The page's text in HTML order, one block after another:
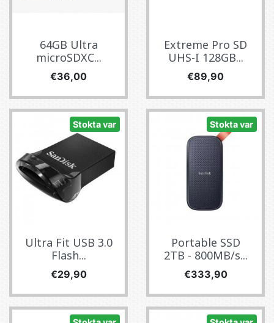
64GB Ultra
microSDXC...
Fiyat
€36,00
Extreme Pro SD
UHS-I 128GB...
Fiyat
€89,90
Stokta var
Ultra Fit USB 3.0
Flash...
Fiyat
€29,90
Stokta var
Portable SSD
2TB - 800MB/s...
Fiyat
€333,90